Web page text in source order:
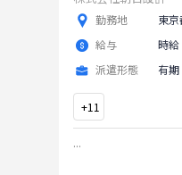
勤務地
東
給与
時
派遣形態
有期
+11
...